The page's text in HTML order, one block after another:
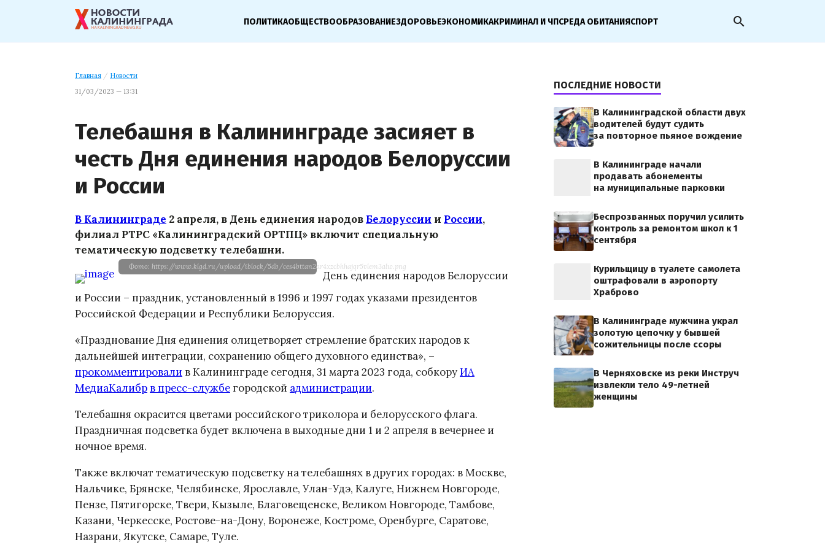
ПОЛИТИКАОБЩЕСТВООБРАЗОВАНИЕЗДОРОВЬЕЭКОНОМИКАКРИМИНАЛ И ЧПСРЕДА ОБИТАНИЯСПОРТ search
Главная / Новости
31/03/2023 — 13:31
Телебашня в Калининграде засияет в
честь Дня единения народов Белоруссии
и России
В Калининграде 2 апреля, в День единения народов Белоруссии и России,
филиал РТРС «Калининградский ОРТПЦ» включит специальную
тематическую подсветку телебашни.
Фото: https://www.klgd.ru/upload/iblock/5db/ces4bttan2ar4xzcbhhajqr5vlem3alw.png
День единения народов Белоруссии
и России – праздник, установленный в 1996 и 1997 годах указами президентов
Российской Федерации и Республики Белоруссия.
«Празднование Дня единения олицетворяет стремление братских народов к
дальнейшей интеграции, сохранению общего духовного единства», –
прокомментировали в Калининграде сегодня, 31 марта 2023 года, собкоруИА
МедиаКалибр в пресс-службе городской администрации.
Телебашня окрасится цветами российского триколора и белорусского флага.
Праздничная подсветка будет включена в выходные дни 1 и 2 апреля в вечернее и
ночное время.
Также включат тематическую подсветку на телебашнях в других городах: в Москве,
Нальчике, Брянске, Челябинске, Ярославле, Улан-Удэ, Калуге, Нижнем Новгороде,
Пензе, Пятигорске, Твери, Кызыле, Благовещенске, Великом Новгороде, Тамбове,
Казани, Черкесске, Ростове-на-Дону, Воронеже, Костроме, Оренбурге, Саратове,
Назрани, Якутске, Самаре, Туле.
ПОСЛЕДНИЕ НОВОСТИ
В Калининградской области двух
водителей будут судить
за повторное пьяное вождение
В Калининграде начали
продавать абонементы
на муниципальные парковки
Беспрозванных поручил усилить
контроль за ремонтом школ к 1
сентября
Курильщицу в туалете самолета
оштрафовали в аэропорту
Храброво
В Калининграде мужчина украл
золотую цепочку у бывшей
сожительницы после ссоры
В Черняховске из реки Инструч
извлекли тело 49-летней
женщины